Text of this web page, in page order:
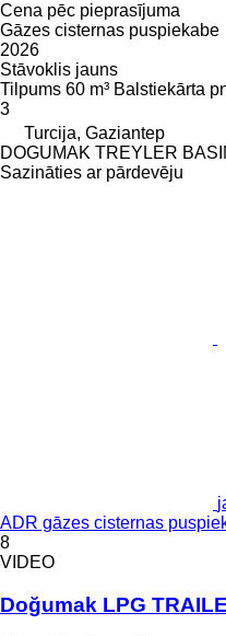
Cena pēc pieprasījuma
Gāzes cisternas puspiekabe
2026
Stāvoklis jauns
Tilpums 60 m³ Balstiekārta
3
Turcija, Gaziantep
DOGUMAK TREYLER
Sazināties ar pārdevēju
ADR gāzes cisternas
8
VIDEO
Doğumak LPG